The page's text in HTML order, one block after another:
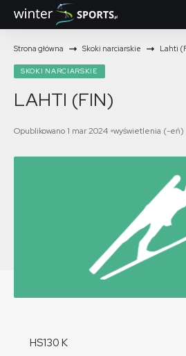
Strona główna Skoki narciarskie Lahti
SKOKI NARCIARSKIE
LAHTI (FIN)
Opublikowano 1 mar 2024 wyświetlenia (-eń)
HS130 K